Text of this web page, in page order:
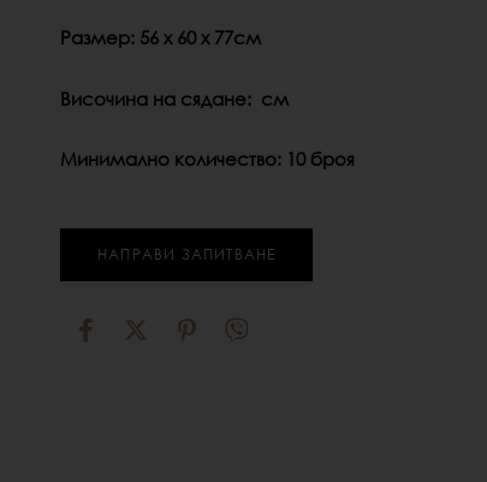
Размер: 56 х 60 х 77см
Височина на сядане: см
Минимално количество: 10 броя
НАПРАВИ ЗАПИТВАНЕ